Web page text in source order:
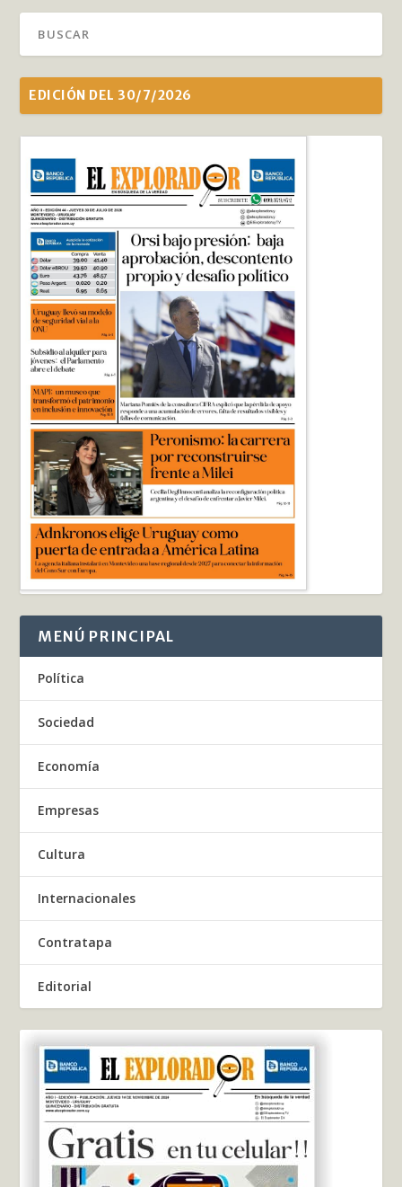
EDICIÓN DEL 30/7/2026
MENÚ PRINCIPAL
Política
Sociedad
Economía
Empresas
Cultura
Internacionales
Contratapa
Editorial